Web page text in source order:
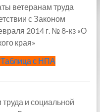
ветеранам труда
с Законом
2014 г. № 8-кз «О
края»
Таблица с НПА
и социальной